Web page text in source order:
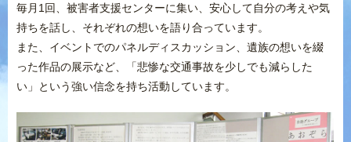
毎月1回、被害者支援センターに集い、安心して自分の考えや気
持ちを話し、それぞれの想いを語り合っています。
また、イベントでのパネルディスカッション、遺族の想いを綴
った作品の展示など、「悲惨な交通事故を少しでも減らした
い」という強い信念を持ち活動しています。